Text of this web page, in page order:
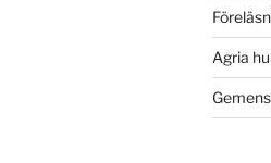
Agria